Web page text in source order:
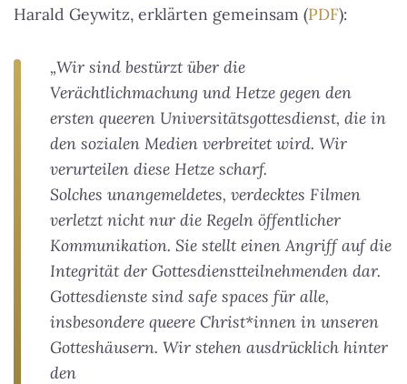
Harald Geywitz, erklärten gemeinsam (PDF):
„Wir sind bestürzt über die
Verächtlichmachung und Hetze gegen den
ersten queeren Universitätsgottesdienst, die in
den sozialen Medien verbreitet wird. Wir
verurteilen diese Hetze scharf.
Solches unangemeldetes, verdecktes Filmen
verletzt nicht nur die Regeln öffentlicher
Kommunikation. Sie stellt einen Angriff auf die
Integrität der Gottesdienstteilnehmenden dar.
Gottesdienste sind safe spaces für alle,
insbesondere queere Christ*innen in unseren
Gotteshäusern. Wir stehen ausdrücklich hinter
den